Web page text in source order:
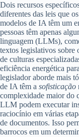
Dois recursos
diferentes das leis que
modelos de IA têm um
pessoas têm apenas
linguagem (LLMs),
textos legislativos sobre
de culturas
eficiência energética
legislador aborde mais
de IA têm a sofisticação
complexidade maior do
LLM podem executar
raciocínio em várias
de documentos. Isso
barrocos em um